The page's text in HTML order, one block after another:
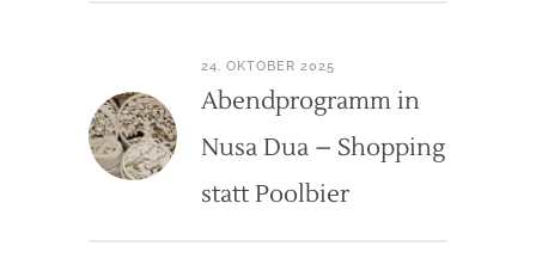
24. OKTOBER 2025
Abendprogramm in
Nusa Dua – Shopping
statt Poolbier